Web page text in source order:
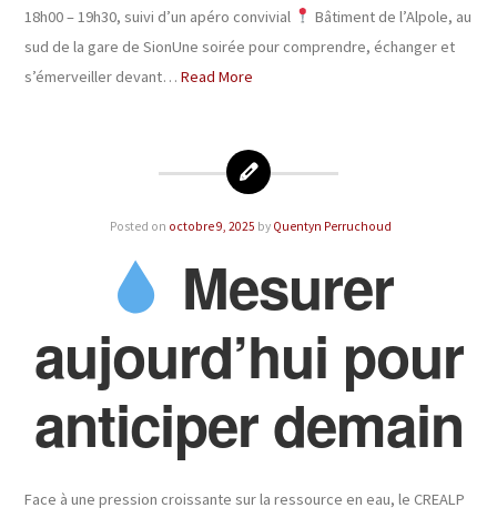
18h00 – 19h30, suivi d’un apéro convivial
Bâtiment de l’Alpole, au
sud de la gare de SionUne soirée pour comprendre, échanger et
s’émerveiller devant… Read More
Posted on octobre 9, 2025 by Quentyn Perruchoud
Mesurer
aujourd’hui pour
anticiper demain
Face à une pression croissante sur la ressource en eau, le CREALP